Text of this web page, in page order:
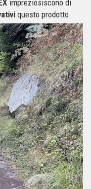
impreziosiscono di
questo prodotto.